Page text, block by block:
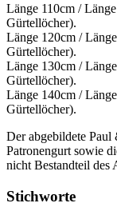
Länge 110cm /
Gürtellöcher).
Länge 120cm /
Gürtellöcher).
Länge 130cm /
Gürtellöcher).
Länge 140cm /
Gürtellöcher).
Der abgebildete
Patronengurt sowie
nicht Bestandteil des
Stichworte